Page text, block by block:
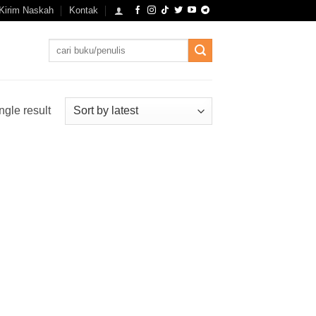
Kirim Naskah Kontak
Search
result